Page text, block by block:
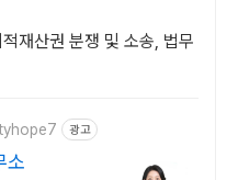
재산권 분쟁 및 소송, 법무
광고
소